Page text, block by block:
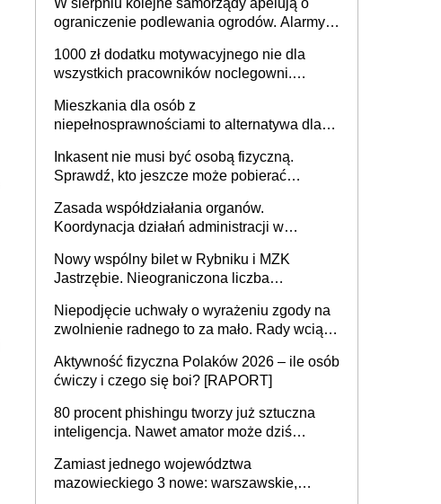
ograniczenie podlewania ogrodów. Alarmy w
może objąć cały kraj
1000 zł dodatku motywacyjnego nie dla
wszystkich pracowników noclegowni.
Mieszkania dla osób z
niepełnosprawnościami to alternatywa dla
samodzielnie lub z rodziną
Inkasent nie musi być osobą fizyczną.
Sprawdź, kto jeszcze może pobierać
Zasada współdziałania organów.
Koordynacja działań administracji w
Nowy wspólny bilet w Rybniku i MZK
Jastrzębie. Nieograniczona liczba
Niepodjęcie uchwały o wyrażeniu zgody na
zwolnienie radnego to za mało. Rady wciąż
rozstrzygać sprawy
Aktywność fizyczna Polaków 2026 – ile osób
ćwiczy i czego się boi? [RAPORT]
80 procent phishingu tworzy już sztuczna
inteligencja. Nawet amator może dziś
Zamiast jednego województwa
mazowieckiego 3 nowe: warszawskie,